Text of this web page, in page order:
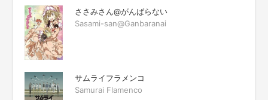
ささみさん@がんばらない
Sasami-san@Ganbaranai
サムライフラメンコ
Samurai Flamenco